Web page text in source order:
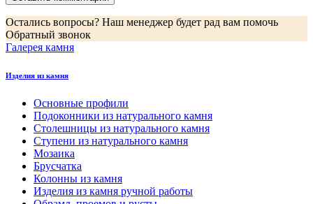
Остались вопросы? Наш менеджер будет рад вам помочь
Обратный звонок
Галерея камня
Изделия из камня
Основные профили
Подоконники из натурального камня
Столешницы из натурального камня
Ступени из натурального камня
Мозаика
Брусчатка
Колонны из камня
Изделия из камня ручной работы